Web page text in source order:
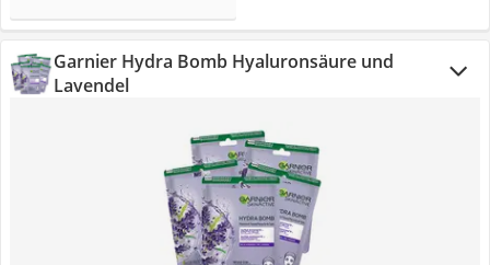
Garnier Hydra Bomb Hyaluronsäure und
Lavendel